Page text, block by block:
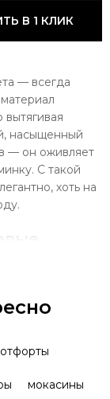
КУПИТЬ В 1 КЛИК
— всегда
вытягивая
насыщенный
— он оживляет
С такой
хоть на
утонченном
без
— от 35 до
мокасины